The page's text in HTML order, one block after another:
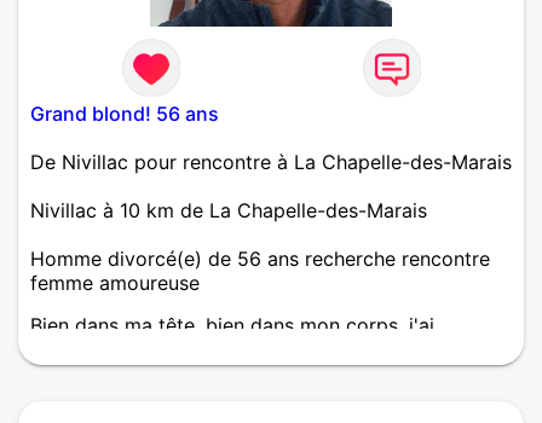
Grand blond! 56 ans
De Nivillac pour rencontre à La Chapelle-des-Marais
Nivillac à 10 km de La Chapelle-des-Marais
Homme divorcé(e) de 56 ans recherche rencontre
femme amoureuse
Bien dans ma tête, bien dans mon corps, j'ai
à 2 pleine de bonheur se profile à l'horizon, j'en suis